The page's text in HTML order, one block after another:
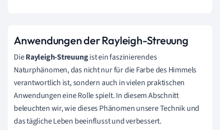
Anwendungen der Rayleigh-Streuung
DieRayleigh-Streuungist ein faszinierendes
Naturphänomen, das nicht nur für die Farbe des Himmels
verantwortlich ist, sondern auch in vielen praktischen
Anwendungen eine Rolle spielt. In diesem Abschnitt
beleuchten wir, wie dieses Phänomen unsere Technik und
das tägliche Leben beeinflusst und verbessert.